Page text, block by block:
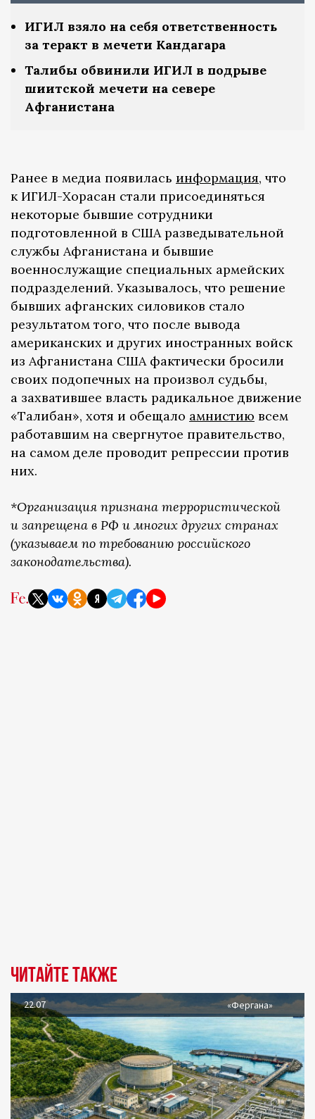
ИГИЛ взяло на себя ответственность
за теракт в мечети Кандагара
Талибы обвинили ИГИЛ в подрыве
шиитской мечети на севере
Афганистана
Ранее в медиа появилась информация, что
к ИГИЛ-Хорасан стали присоединяться
некоторые бывшие сотрудники
подготовленной в США разведывательной
службы Афганистана и бывшие
военнослужащие специальных армейских
подразделений. Указывалось, что решение
бывших афганских силовиков стало
результатом того, что после вывода
американских и других иностранных войск
из Афганистана США фактически бросили
своих подопечных на произвол судьбы,
а захватившее власть радикальное движение
«Талибан», хотя и обещало амнистию всем
работавшим на свергнутое правительство,
на самом деле проводит репрессии против
них.
*Организация признана террористической
и запрещена в РФ и многих других странах
(указываем по требованию российского
законодательства).
Читайте также
22.07 «Фергана»